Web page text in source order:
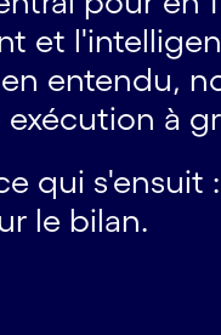
et
entendu,
à
qui s'ensuit
le bilan.